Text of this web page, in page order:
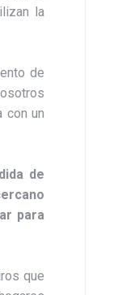
la
de
con un
de
para
que